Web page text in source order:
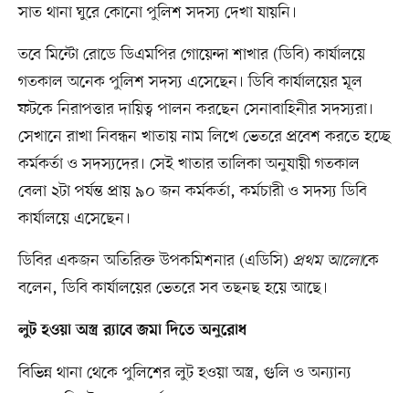
সাত থানা ঘুরে কোনো পুলিশ সদস্য দেখা যায়নি।
তবে মিন্টো রোডে ডিএমপির গোয়েন্দা শাখার (ডিবি) কার্যালয়ে
গতকাল অনেক পুলিশ সদস্য এসেছেন। ডিবি কার্যালয়ের মূল
ফটকে নিরাপত্তার দায়িত্ব পালন করছেন সেনাবাহিনীর সদস্যরা।
সেখানে রাখা নিবন্ধন খাতায় নাম লিখে ভেতরে প্রবেশ করতে হচ্ছে
কর্মকর্তা ও সদস্যদের। সেই খাতার তালিকা অনুযায়ী গতকাল
বেলা ২টা পর্যন্ত প্রায় ৯০ জন কর্মকর্তা, কর্মচারী ও সদস্য ডিবি
কার্যালয়ে এসেছেন।
ডিবির একজন অতিরিক্ত উপকমিশনার (এডিসি) প্রথম আলোকে
বলেন, ডিবি কার্যালয়ের ভেতরে সব তছনছ হয়ে আছে।
লুট হওয়া অস্ত্র র‍্যাবে জমা দিতে অনুরোধ
বিভিন্ন থানা থেকে পুলিশের লুট হওয়া অস্ত্র, গুলি ও অন্যান্য